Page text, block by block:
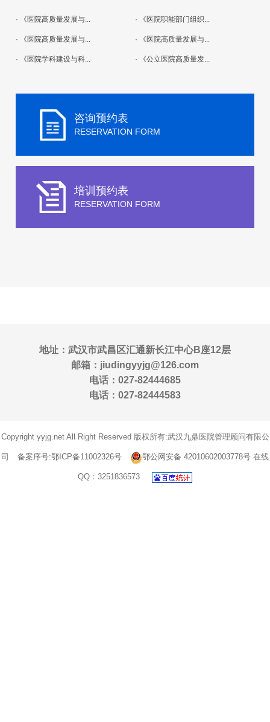
· 《医院高质量发展与... · 《医院职能部门组织...
· 《医院高质量发展与... · 《医院高质量发展与...
· 《医院学科建设与科... · 《公立医院高质量发...
咨询预约表
RESERVATION FORM
培训预约表
RESERVATION FORM
地址：武汉市武昌区汇通新长江中心B座12层
邮箱：jiudingyyjg@126.com
电话：027-82444685
电话：027-82444583
Copyright yyjg.net All Right Reserved 版权所有:武汉九鼎医院管理顾问有限公
司 备案序号:鄂ICP备11002326号 鄂公网安备 42010602003778号 在线
QQ：3251836573